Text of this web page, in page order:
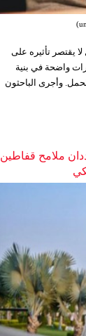
يقتصر تأثيره على
واضحة في بنية
وأجرى الباحثون
ملامح قفاطين